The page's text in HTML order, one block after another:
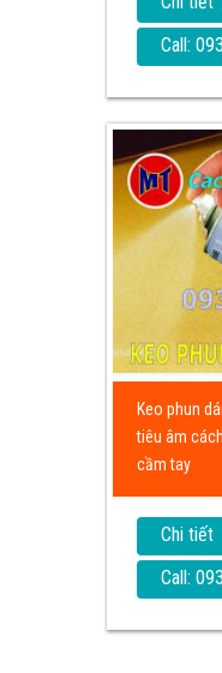
Call:
Keo phun
tiêu âm
cầm tay
Chi tiết
Call: